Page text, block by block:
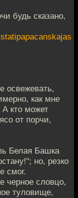
будь сказано,
освежевать,
как мне
А кто может
от порчи,
Белая Башка
но, резко
смог.
черное словцо,
туловище,